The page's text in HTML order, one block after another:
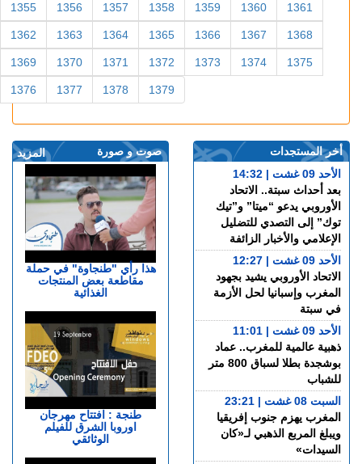
1355 1356 1357 1358 1359 1360 1361
1362 1363 1364 1365 1366 1367 1368
1369 1370 1371 1372 1373 1374 1375
1376 1377 1378 1379
المزيد صوت و صورة
هذا رأي "طنجاوة" في حملة
مقاطعة بعض المنتجات
الغذائية
طنجة : افتتاح مهرجان
اوروبا الشرق للفيلم
الوثائقي
أخر المستجدات
الأحد 09 غشت | 14:32
بعد أحداث سبتة.. الاتحاد
الأوروبي يدعو “ميتا” و”تيك
توك” إلى التصدي للتضليل
الإعلامي والأخبار الزائفة
الأحد 09 غشت | 12:27
الاتحاد الأوروبي يشيد بجهود
المغرب وإسبانيا لحل الأزمة
في سبتة
الأحد 09 غشت | 11:01
ذهبية عالمية للمغرب.. عماد
بوشجدة بطلا لسباق 800 متر
للشباب
السبت 08 غشت | 23:21
المغرب يهزم جنوب إفريقيا
ويبلغ المربع الذهبي لـ«كان
السيدات»